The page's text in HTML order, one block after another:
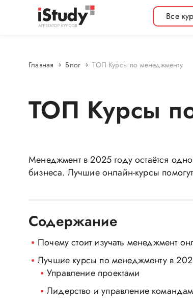
Все
Главная Блог ТОП Курсы по менеджменту
ТОП Курсы
Менеджмент в 2025 году остаётся
бизнеса. Лучшие онлайн-курсы
Содержание
Почему стоит изучать менеджмент
Лучшие курсы по менеджменту в
Управление проектами
Лидерство и управление